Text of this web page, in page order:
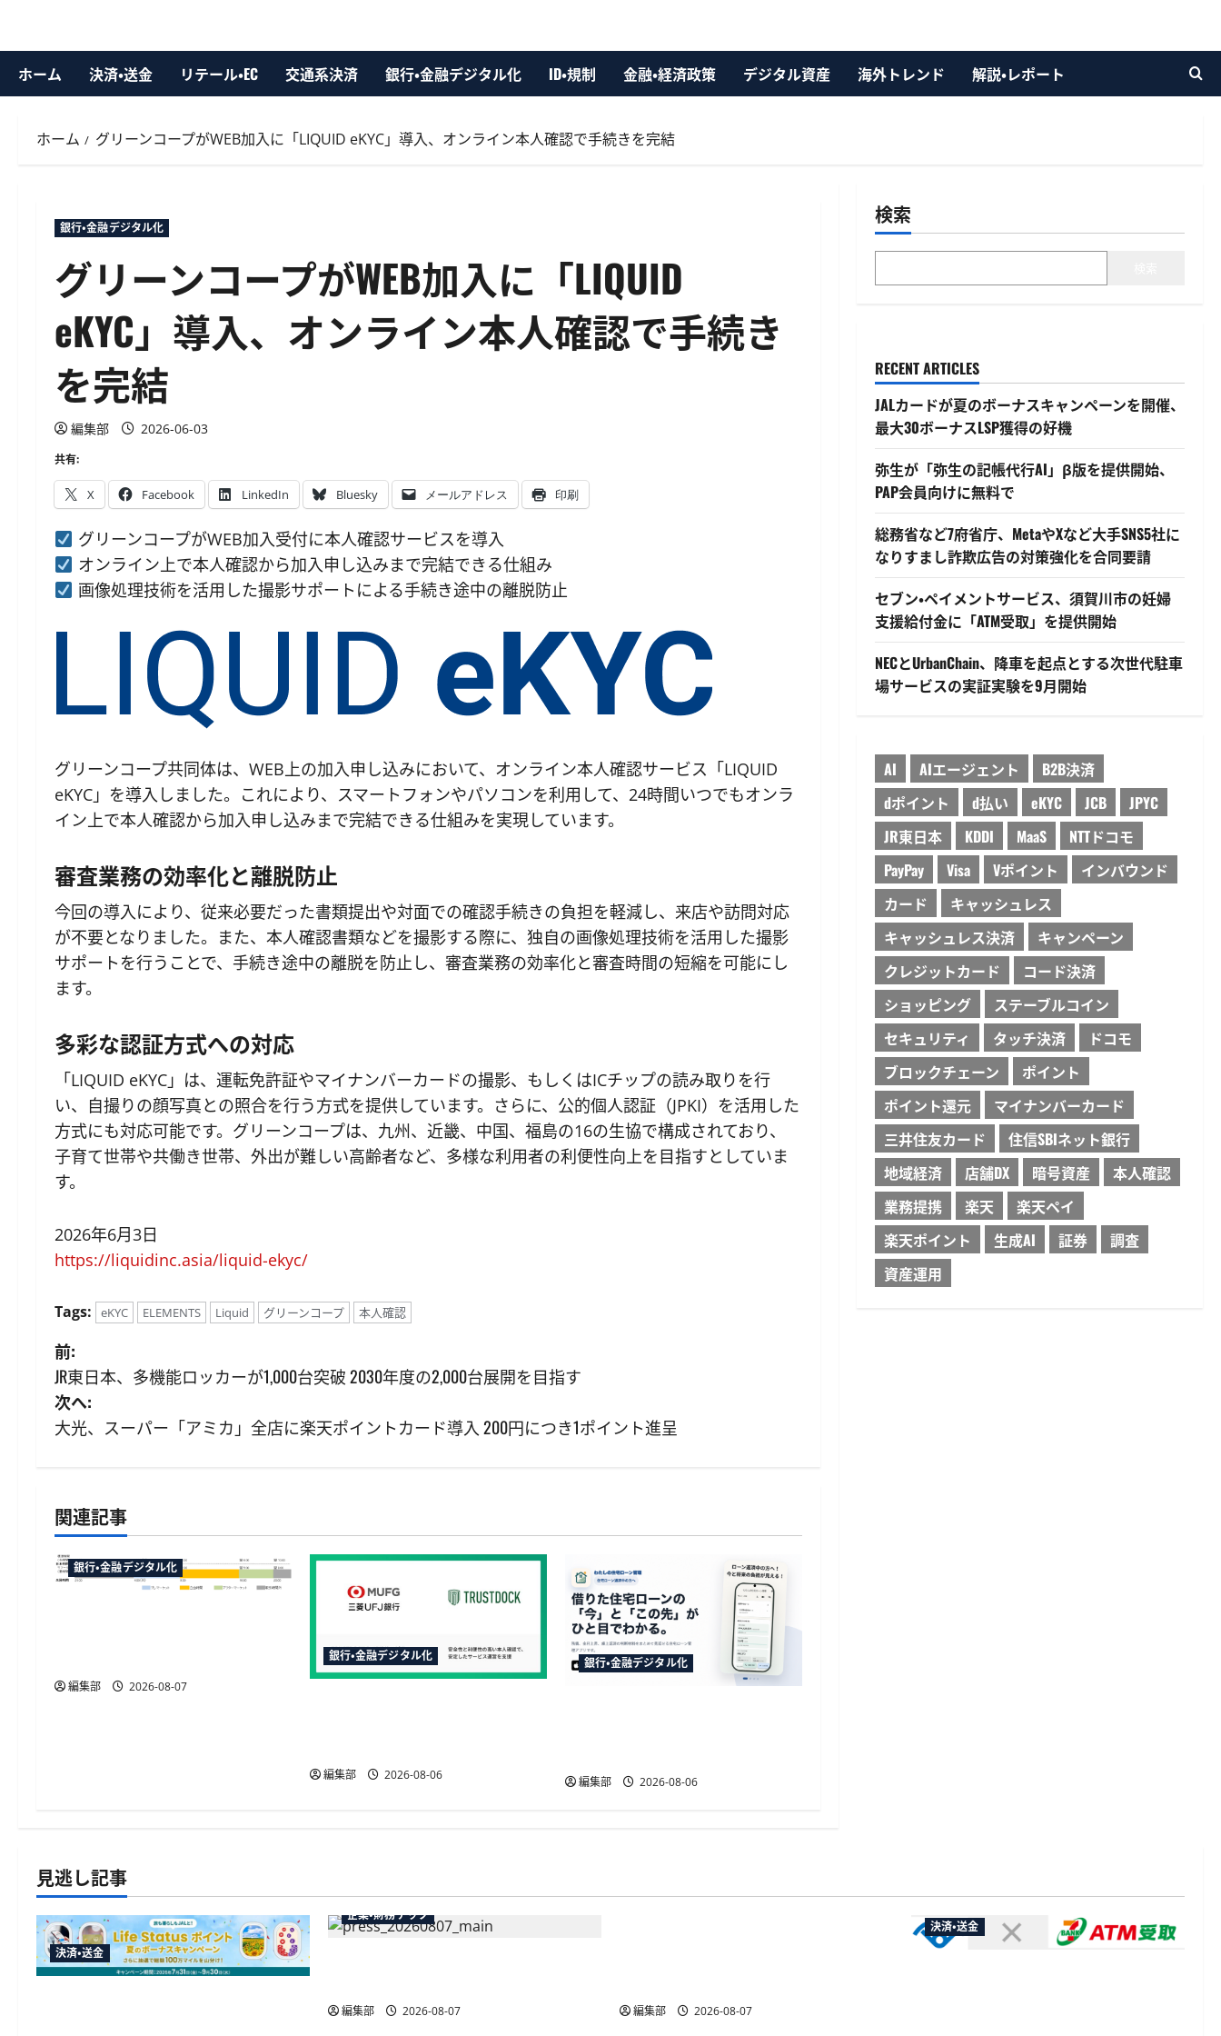
ホーム 決済・送金 リテール・EC 交通系決済 銀行・金融デジタル化 ID・規制 金融・経済政策 デジタル資産 海外トレンド 解説・レポート
ホーム グリーンコープがWEB加入に「LIQUID eKYC」導入、オンライン本人確認で手続きを完結
銀行・金融デジタル化
グリーンコープがWEB加入に「LIQUID
eKYC」導入、オンライン本人確認で手続き
を完結
編集部 2026-06-03
共有:
X Facebook LinkedIn Bluesky メールアドレス 印刷
グリーンコープがWEB加入受付に本人確認サービスを導入
オンライン上で本人確認から加入申し込みまで完結できる仕組み
画像処理技術を活用した撮影サポートによる手続き途中の離脱防止
グリーンコープ共同体は、WEB上の加入申し込みにおいて、オンライン本人確認サービス「LIQUID
eKYC」を導入しました。これにより、スマートフォンやパソコンを利用して、24時間いつでもオンラ
イン上で本人確認から加入申し込みまで完結できる仕組みを実現しています。
審査業務の効率化と離脱防止
今回の導入により、従来必要だった書類提出や対面での確認手続きの負担を軽減し、来店や訪問対応
が不要となりました。また、本人確認書類などを撮影する際に、独自の画像処理技術を活用した撮影
サポートを行うことで、手続き途中の離脱を防止し、審査業務の効率化と審査時間の短縮を可能にし
ます。
多彩な認証方式への対応
「LIQUID eKYC」は、運転免許証やマイナンバーカードの撮影、もしくはICチップの読み取りを行
い、自撮りの顔写真との照合を行う方式を提供しています。さらに、公的個人認証（JPKI）を活用した
方式にも対応可能です。グリーンコープは、九州、近畿、中国、福島の16の生協で構成されており、
子育て世帯や共働き世帯、外出が難しい高齢者など、多様な利用者の利便性向上を目指すとしていま
す。
2026年6月3日
https://liquidinc.asia/liquid-ekyc/
Tags: eKYC ELEMENTS Liquid グリーンコープ 本人確認
投
稿
ナ
ゲ
ー
シ
前:
JR東日本、多機能ロッカーが1,000台突破 2030年度の2,000台展開を目指す
次へ:
大光、スーパー「アミカ」全店に楽天ポイントカード導入 200円につき1ポイント進呈
関連記事
銀行・金融デジタル化
編集部 2026-08-07
銀行・金融デジタル化
編集部 2026-08-06
銀行・金融デジタル化
編集部 2026-08-06
検索
RECENT ARTICLES
JALカードが夏のボーナスキャンペーンを開催、
最大30ボーナスLSP獲得の好機
弥生が「弥生の記帳代行AI」β版を提供開始、
PAP会員向けに無料で
総務省など7府省庁、MetaやXなど大手SNS5社に
なりすまし詐欺広告の対策強化を合同要請
セブン・ペイメントサービス、須賀川市の妊婦
支援給付金に「ATM受取」を提供開始
NECとUrbanChain、降車を起点とする次世代駐車
場サービスの実証実験を9月開始
AI AIエージェント
B2B決済
dポイント
d払い eKYC JCB
JPYC
JR東日本
KDDI MaaS
NTTドコモ
PayPay
Visa Vポイント
インバウンド
カード
キャッシュレス
キャッシュレス決済
キャンペーン
クレジットカード
コード決済
ショッピング
ステーブルコイン
セキュリティ
タッチ決済
ドコモ
ブロックチェーン
ポイント
ポイント還元
マイナンバーカード
三井住友カード
住信SBIネット銀行
地域経済
店舗DX 暗号資産
本人確認
業務提携
楽天
楽天ペイ
楽天ポイント
生成AI 証券
調査
資産運用
見逃し記事
決済・送金
企業・財務テック
編集部 2026-08-07 編集部 2026-08-07
決済・送金